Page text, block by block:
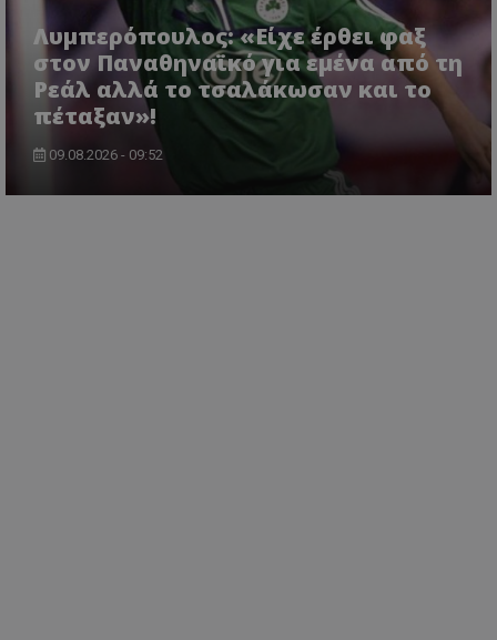
Λυμπερόπουλος: «Είχε έρθει φαξ
στον Παναθηναϊκό για εμένα από τη
Ρεάλ αλλά το τσαλάκωσαν και το
πέταξαν»!
09.08.2026 - 09:52